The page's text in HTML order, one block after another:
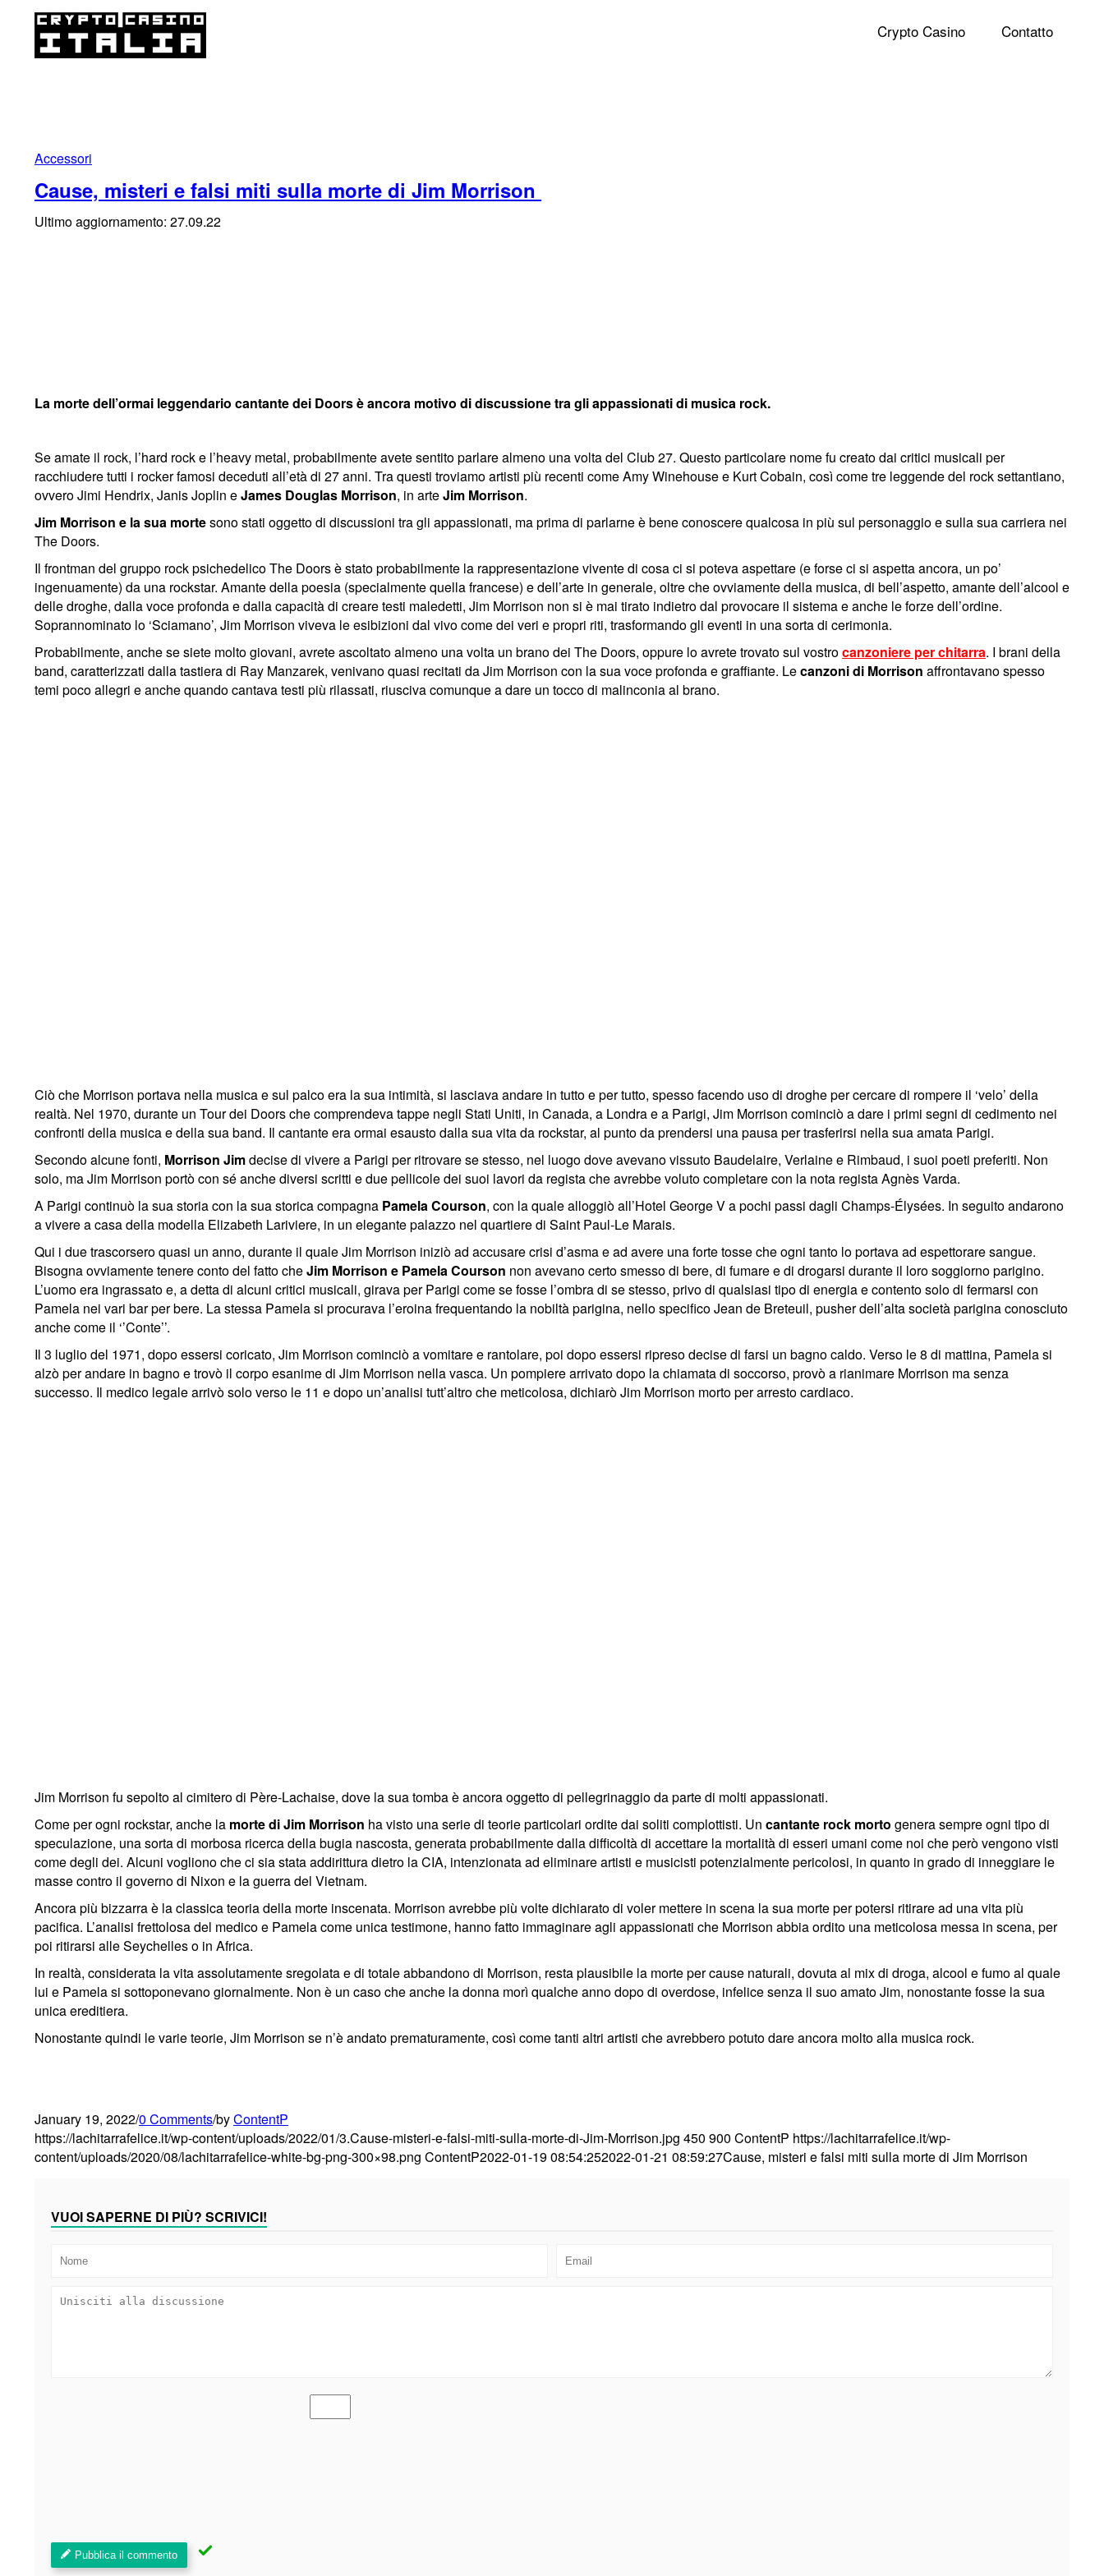
Crypto Casino Contatto
Accessori
Cause, misteri e falsi miti sulla morte di Jim Morrison
Ultimo aggiornamento: 27.09.22
La morte dell’ormai leggendario cantante dei Doors è ancora motivo di discussione tra gli appassionati di musica rock.
Se amate il rock, l’hard rock e l’heavy metal, probabilmente avete sentito parlare almeno una volta del Club 27. Questo particolare nome fu creato dai critici musicali per
racchiudere tutti i rocker famosi deceduti all’età di 27 anni. Tra questi troviamo artisti più recenti come Amy Winehouse e Kurt Cobain, così come tre leggende del rock settantiano,
ovvero Jimi Hendrix, Janis Joplin eJames Douglas Morrison, in arteJim Morrison.
Jim Morrison e la sua mortesono stati oggetto di discussioni tra gli appassionati, ma prima di parlarne è bene conoscere qualcosa in più sul personaggio e sulla sua carriera nei
The Doors.
Il frontman del gruppo rock psichedelico The Doors è stato probabilmente la rappresentazione vivente di cosa ci si poteva aspettare (e forse ci si aspetta ancora, un po’
ingenuamente) da una rockstar. Amante della poesia (specialmente quella francese) e dell’arte in generale, oltre che ovviamente della musica, di bell’aspetto, amante dell’alcool e
delle droghe, dalla voce profonda e dalla capacità di creare testi maledetti, Jim Morrison non si è mai tirato indietro dal provocare il sistema e anche le forze dell’ordine.
Soprannominato lo ‘Sciamano’, Jim Morrison viveva le esibizioni dal vivo come dei veri e propri riti, trasformando gli eventi in una sorta di cerimonia.
Probabilmente, anche se siete molto giovani, avrete ascoltato almeno una volta un brano dei The Doors, oppure lo avrete trovato sul vostrocanzoniere per chitarra. I brani della
band, caratterizzati dalla tastiera di Ray Manzarek, venivano quasi recitati da Jim Morrison con la sua voce profonda e graffiante. Lecanzoni di Morrison affrontavano spesso
temi poco allegri e anche quando cantava testi più rilassati, riusciva comunque a dare un tocco di malinconia al brano.
Ciò che Morrison portava nella musica e sul palco era la sua intimità, si lasciava andare in tutto e per tutto, spesso facendo uso di droghe per cercare di rompere il ‘velo’ della
realtà. Nel 1970, durante un Tour dei Doors che comprendeva tappe negli Stati Uniti, in Canada, a Londra e a Parigi, Jim Morrison cominciò a dare i primi segni di cedimento nei
confronti della musica e della sua band. Il cantante era ormai esausto dalla sua vita da rockstar, al punto da prendersi una pausa per trasferirsi nella sua amata Parigi.
Secondo alcune fonti, Morrison Jimdecise di vivere a Parigi per ritrovare se stesso, nel luogo dove avevano vissuto Baudelaire, Verlaine e Rimbaud, i suoi poeti preferiti. Non
solo, ma Jim Morrison portò con sé anche diversi scritti e due pellicole dei suoi lavori da regista che avrebbe voluto completare con la nota regista Agnès Varda.
A Parigi continuò la sua storia con la sua storica compagna Pamela Courson, con la quale alloggiò all’Hotel George V a pochi passi dagli Champs-Élysées. In seguito andarono
a vivere a casa della modella Elizabeth Lariviere, in un elegante palazzo nel quartiere di Saint Paul-Le Marais.
Qui i due trascorsero quasi un anno, durante il quale Jim Morrison iniziò ad accusare crisi d’asma e ad avere una forte tosse che ogni tanto lo portava ad espettorare sangue.
Bisogna ovviamente tenere conto del fatto cheJim Morrison e Pamela Courson non avevano certo smesso di bere, di fumare e di drogarsi durante il loro soggiorno parigino.
L’uomo era ingrassato e, a detta di alcuni critici musicali, girava per Parigi come se fosse l’ombra di se stesso, privo di qualsiasi tipo di energia e contento solo di fermarsi con
Pamela nei vari bar per bere. La stessa Pamela si procurava l’eroina frequentando la nobiltà parigina, nello specifico Jean de Breteuil, pusher dell’alta società parigina conosciuto
anche come il ‘’Conte’’.
Il 3 luglio del 1971, dopo essersi coricato, Jim Morrison cominciò a vomitare e rantolare, poi dopo essersi ripreso decise di farsi un bagno caldo. Verso le 8 di mattina, Pamela si
alzò per andare in bagno e trovò il corpo esanime di Jim Morrison nella vasca. Un pompiere arrivato dopo la chiamata di soccorso, provò a rianimare Morrison ma senza
successo. Il medico legale arrivò solo verso le 11 e dopo un’analisi tutt’altro che meticolosa, dichiarò Jim Morrison morto per arresto cardiaco.
Jim Morrison fu sepolto al cimitero di Père-Lachaise, dove la sua tomba è ancora oggetto di pellegrinaggio da parte di molti appassionati.
Come per ogni rockstar, anche la morte di Jim Morrison ha visto una serie di teorie particolari ordite dai soliti complottisti. Un cantante rock morto genera sempre ogni tipo di
speculazione, una sorta di morbosa ricerca della bugia nascosta, generata probabilmente dalla difficoltà di accettare la mortalità di esseri umani come noi che però vengono visti
come degli dei. Alcuni vogliono che ci sia stata addirittura dietro la CIA, intenzionata ad eliminare artisti e musicisti potenzialmente pericolosi, in quanto in grado di inneggiare le
masse contro il governo di Nixon e la guerra del Vietnam.
Ancora più bizzarra è la classica teoria della morte inscenata. Morrison avrebbe più volte dichiarato di voler mettere in scena la sua morte per potersi ritirare ad una vita più
pacifica. L’analisi frettolosa del medico e Pamela come unica testimone, hanno fatto immaginare agli appassionati che Morrison abbia ordito una meticolosa messa in scena, per
poi ritirarsi alle Seychelles o in Africa.
In realtà, considerata la vita assolutamente sregolata e di totale abbandono di Morrison, resta plausibile la morte per cause naturali, dovuta al mix di droga, alcool e fumo al quale
lui e Pamela si sottoponevano giornalmente. Non è un caso che anche la donna morì qualche anno dopo di overdose, infelice senza il suo amato Jim, nonostante fosse la sua
unica ereditiera.
Nonostante quindi le varie teorie, Jim Morrison se n’è andato prematuramente, così come tanti altri artisti che avrebbero potuto dare ancora molto alla musica rock.
January 19, 2022/0 Comments/byContentP
https://lachitarrafelice.it/wp-content/uploads/2022/01/3.Cause-misteri-e-falsi-miti-sulla-morte-di-Jim-Morrison.jpg 450 900 ContentP https://lachitarrafelice.it/wp-
content/uploads/2020/08/lachitarrafelice-white-bg-png-300×98.png ContentP2022-01-19 08:54:252022-01-21 08:59:27Cause, misteri e falsi miti sulla morte di Jim Morrison
VUOI SAPERNE DI PIÙ? SCRIVICI!
Pubblica il commento